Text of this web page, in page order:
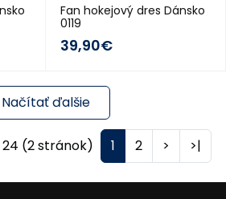
Fan hokejový dres Dánsko
0119
39,90€
Načítať ďalšie
24 (2 stránok) 1 2 > >|